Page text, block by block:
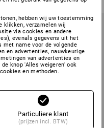
hebben wij uw toestemming
klikken, verzamelen wij
via cookies en andere
evenals gegevens uit het
met name voor de volgende
en advertenties, nauwkeurige
van advertenties en
knop 'Alles weigeren' ook
en methoden.
Particuliere klant
(prijzen incl. BTW)